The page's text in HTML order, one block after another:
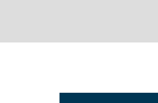
自己破産 賃貸
自己破産 デメリット
遺言書作成
債権回収 弁護士